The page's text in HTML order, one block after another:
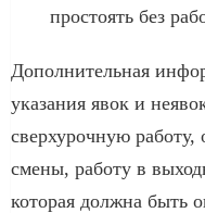
простоять без
Дополнительная
указания явок и
сверхурочную
смены, работу в
которая должна быть